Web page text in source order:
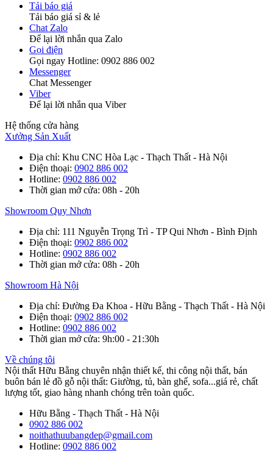
Tải báo giá
Tải báo giá sỉ & lẻ
Chat Zalo
Để lại lời nhắn qua Zalo
Gọi điện
Gọi ngay Hotline: 0902 886 002
Messenger
Chat Messenger
Viber
Để lại lời nhắn qua Viber
Hệ thống cửa hàng
Xưởng Sản Xuất
Địa chỉ: Khu CNC Hòa Lạc - Thạch Thất - Hà Nội
Điện thoại: 0902 886 002
Hotline: 0902 886 002
Thời gian mở cửa: 08h - 20h
Showroom Quy Nhơn
Địa chỉ: 111 Nguyễn Trọng Trì - TP Qui Nhơn - Bình Định
Điện thoại: 0902 886 002
Hotline: 0902 886 002
Thời gian mở cửa: 08h - 20h
Showroom Hà Nội
Địa chỉ: Đường Đa Khoa - Hữu Bằng - Thạch Thất - Hà Nội
Điện thoại: 0902 886 002
Hotline: 0902 886 002
Thời gian mở cửa: 9h:00 - 21:30h
Về chúng tôi
Nội thất Hữu Bằng chuyên nhận thiết kế, thi công nội thất, bán
buôn bán lẻ đồ gỗ nội thất: Giường, tủ, bàn ghế, sofa...giá rẻ, chất
lượng tốt, giao hàng nhanh chóng trên toàn quốc.
Hữu Bằng - Thạch Thất - Hà Nội
0902 886 002
noithathuubangdep@gmail.com
Hotline: 0902 886 002